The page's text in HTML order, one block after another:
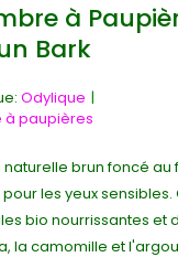
à
Bark
Odylique
à paupières
brun foncé au
les yeux
bio nourrissantes et
la camomille et